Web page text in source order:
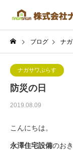
ブログ ナ
ナガサワぷらす
防災の日
2019.08.09
こんにちは。
永澤住宅設備のお